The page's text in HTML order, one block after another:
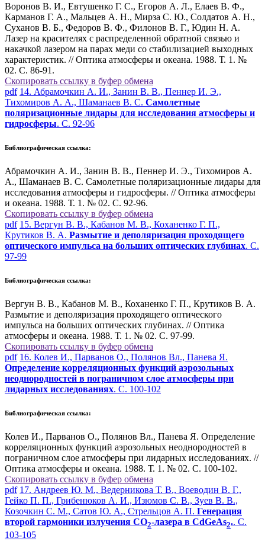
Воронов В. И., Евтушенко Г. С., Егоров А. Л., Елаев В. Ф.,
Карманов Г. А., Мальцев А. Н., Мирза С. Ю., Солдатов А. Н.,
Суханов В. Б., Федоров В. Ф., Филонов В. Г., Юдин Н. А.
Лазер на красителях с распределенной обратной связью и
накачкой лазером на парах меди со стабилизацией выходных
характеристик. // Оптика атмосферы и океана. 1988. Т. 1. №
02. С. 86-91.
Скопировать ссылку в буфер обмена
pdf 14. Абрамочкин А. И., Занин В. В., Пеннер И. Э.,
Тихомиров А. А., Шаманаев В. С. Самолетные
поляризационные лидары для исследования атмосферы и
гидросферы. С. 92-96
Библиографическая ссылка:
Абрамочкин А. И., Занин В. В., Пеннер И. Э., Тихомиров А.
А., Шаманаев В. С. Самолетные поляризационные лидары для
исследования атмосферы и гидросферы. // Оптика атмосферы
и океана. 1988. Т. 1. № 02. С. 92-96.
Скопировать ссылку в буфер обмена
pdf 15. Вергун В. В., Кабанов М. В., Коханенко Г. П.,
Крутиков В. А. Размытие и деполяризация проходящего
оптического импульса на больших оптических глубинах. С.
97-99
Библиографическая ссылка:
Вергун В. В., Кабанов М. В., Коханенко Г. П., Крутиков В. А.
Размытие и деполяризация проходящего оптического
импульса на больших оптических глубинах. // Оптика
атмосферы и океана. 1988. Т. 1. № 02. С. 97-99.
Скопировать ссылку в буфер обмена
pdf 16. Колев И., Парванов О., Полянов Вл., Панева Я.
Определение корреляционных функций аэрозольных
неоднородностей в пограничном слое атмосферы при
лидарных исследованиях. С. 100-102
Библиографическая ссылка:
Колев И., Парванов О., Полянов Вл., Панева Я. Определение
корреляционных функций аэрозольных неоднородностей в
пограничном слое атмосферы при лидарных исследованиях. //
Оптика атмосферы и океана. 1988. Т. 1. № 02. С. 100-102.
Скопировать ссылку в буфер обмена
pdf 17. Андреев Ю. М., Ведерникова Т. В., Воеводин В. Г.,
Гейко П. П., Грибенюков А. И., Изюмов С. В., Зуев В. В.,
Козочкин С. М., Сатов Ю. А., Стрельцов А. П. Генерация
второй гармоники излучения СО2-лазера в CdGeAs2.. С.
103-105